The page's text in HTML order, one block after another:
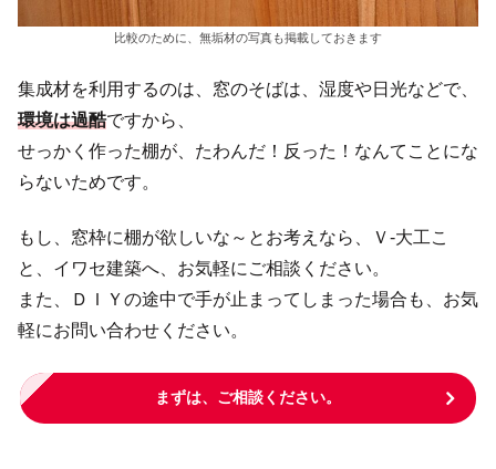
比較のために、無垢材の写真も掲載しておきます
集成材を利用するのは、窓のそばは、湿度や日光などで、
環境は過酷ですから、
せっかく作った棚が、たわんだ！反った！なんてことにな
らないためです。
もし、窓枠に棚が欲しいな～とお考えなら、Ｖ‐大工こ
と、イワセ建築へ、お気軽にご相談ください。
また、ＤＩＹの途中で手が止まってしまった場合も、お気
軽にお問い合わせください。
まずは、ご相談ください。